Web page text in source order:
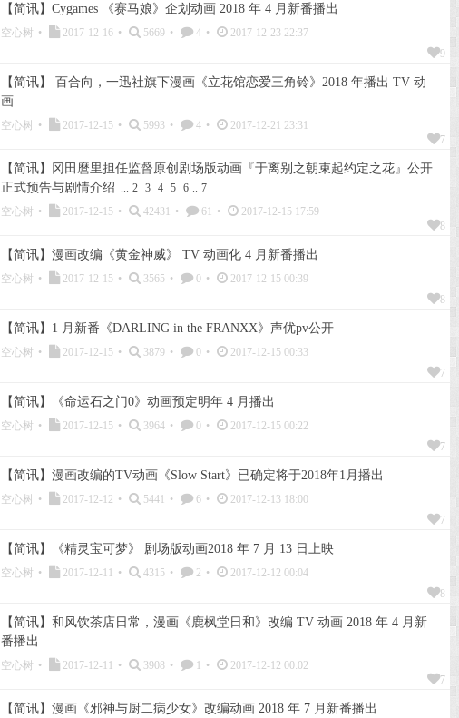
【简讯】Cygames 《赛马娘》企划动画 2018 年 4 月新番播出
空心树 • 2017-12-16 • 5669 • 4 •
2017-12-23 22:37
9
【简讯】 百合向，一迅社旗下漫画《立花馆恋爱三角铃》2018 年播出 TV 动
画
空心树 • 2017-12-15 • 5993 • 4 •
2017-12-21 23:31
7
【简讯】冈田麿里担任监督原创剧场版动画『于离别之朝束起约定之花』公开
正式预告与剧情介绍 ... 2 3 4 5 6 .. 7
空心树 • 2017-12-15 • 42431 • 61 •
2017-12-15 17:59
8
【简讯】漫画改编《黄金神威》 TV 动画化 4 月新番播出
空心树 • 2017-12-15 • 3565 • 0 •
2017-12-15 00:39
8
【简讯】1 月新番《DARLING in the FRANXX》声优pv公开
空心树 • 2017-12-15 • 3879 • 0 •
2017-12-15 00:33
7
【简讯】《命运石之门0》动画预定明年 4 月播出
空心树 • 2017-12-15 • 3964 • 0 •
2017-12-15 00:22
7
【简讯】漫画改编的TV动画《Slow Start》已确定将于2018年1月播出
空心树 • 2017-12-12 • 5441 • 6 •
2017-12-13 18:00
7
【简讯】《精灵宝可梦》 剧场版动画2018 年 7 月 13 日上映
空心树 • 2017-12-11 • 4315 • 2 •
2017-12-12 00:04
8
【简讯】和风饮茶店日常，漫画《鹿枫堂日和》改编 TV 动画 2018 年 4 月新
番播出
空心树 • 2017-12-11 • 3908 • 1 •
2017-12-12 00:02
7
【简讯】漫画《邪神与厨二病少女》改编动画 2018 年 7 月新番播出